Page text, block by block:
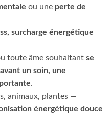
ou une perte de
surcharge énergétique
toute âme souhaitant se
avant un soin, une
.
animaux, plantes —
énergétique douce